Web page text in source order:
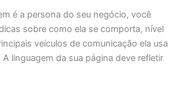
é a persona do seu negócio, você
sobre como ela se comporta, nível
veículos de comunicação ela usa
A linguagem da sua página deve refletir